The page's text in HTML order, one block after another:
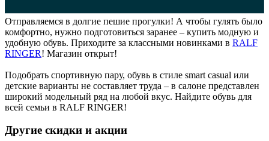
Отправляемся в долгие пешие прогулки! А чтобы гулять было
комфортно, нужно подготовиться заранее – купить модную и
удобную обувь. Приходите за классными новинками в RALF
RINGER! Магазин открыт!
Подобрать спортивную пару, обувь в стиле smart casual или
детские варианты не составляет труда – в салоне представлен
широкий модельный ряд на любой вкус. Найдите обувь для
всей семьи в RALF RINGER!
Другие скидки и акции